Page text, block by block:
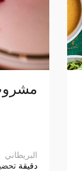
البريطاني
10 دقيقة